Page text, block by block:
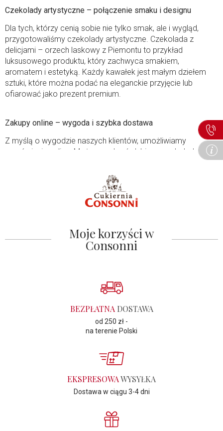
Czekolady artystyczne – połączenie smaku i designu
Dla tych, którzy cenią sobie nie tylko smak, ale i wygląd,
przygotowaliśmy czekolady artystyczne. Czekolada z
delicjami – orzech laskowy z Piemontu to przykład
luksusowego produktu, który zachwyca smakiem,
aromatem i estetyką. Każdy kawałek jest małym dziełem
sztuki, które można podać na eleganckie przyjęcie lub
ofiarować jako prezent premium.
Zakupy online – wygoda i szybka dostawa
Z myślą o wygodzie naszych klientów, umożliwiamy
zamówienia online. Możesz wybrać ulubione czekolady,
bezpieczne zapakowanie i szybką dostawę. Dzięki temu
słodkie przyjemności Consonni są dostępne bez
wychodzenia z domu, w dowolnym momencie.
Moje korzyści w
Consonni
BEZPŁATNA DOSTAWA
od 250 zł -
na terenie Polski
EKSPRESOWAWYSYŁKA
Dostawa w ciągu 3-4 dni